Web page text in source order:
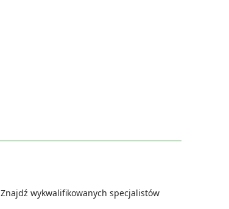
Znajdź wykwalifikowanych specjalistów